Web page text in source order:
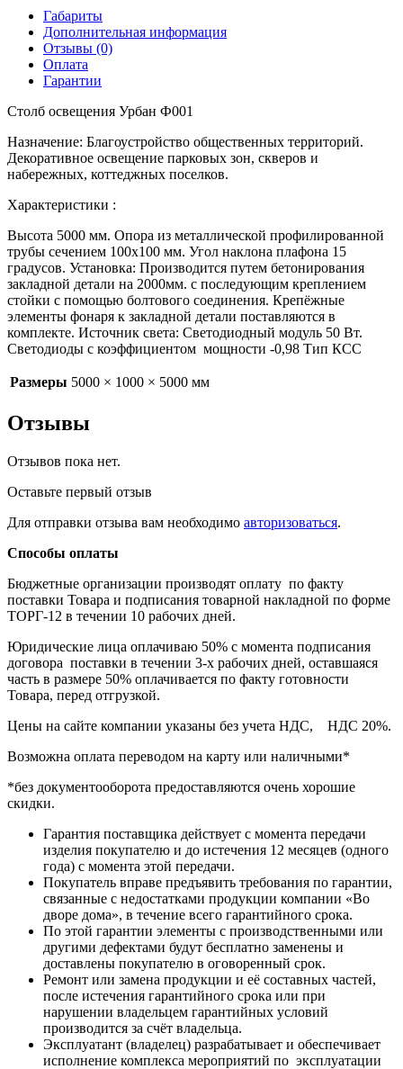
Габариты
Дополнительная информация
Отзывы (0)
Оплата
Гарантии
Столб освещения Урбан Ф001
Назначение: Благоустройство общественных территорий.
Декоративное освещение парковых зон, скверов и
набережных, коттеджных поселков.
Характеристики :
Высота 5000 мм. Опора из металлической профилированной
трубы сечением 100х100 мм. Угол наклона плафона 15
градусов. Установка: Производится путем бетонирования
закладной детали на 2000мм. с последующим креплением
стойки с помощью болтового соединения. Крепёжные
элементы фонаря к закладной детали поставляются в
комплекте. Источник света: Светодиодный модуль 50 Вт.
Светодиоды с коэффициентом мощности -0,98 Тип КСС
Размеры 5000 × 1000 × 5000 мм
Отзывы
Отзывов пока нет.
Оставьте первый отзыв
Для отправки отзыва вам необходимо авторизоваться.
Способы оплаты
Бюджетные организации производят оплату по факту
поставки Товара и подписания товарной накладной по форме
ТОРГ-12 в течении 10 рабочих дней.
Юридические лица оплачиваю 50% с момента подписания
договора поставки в течении 3-х рабочих дней, оставшаяся
часть в размере 50% оплачивается по факту готовности
Товара, перед отгрузкой.
Цены на сайте компании указаны без учета НДС, НДС 20%.
Возможна оплата переводом на карту или наличными*
*без документооборота предоставляются очень хорошие
скидки.
Гарантия поставщика действует с момента передачи
изделия покупателю и до истечения 12 месяцев (одного
года) с момента этой передачи.
Покупатель вправе предъявить требования по гарантии,
связанные с недостатками продукции компании «Во
дворе дома», в течение всего гарантийного срока.
По этой гарантии элементы с производственными или
другими дефектами будут бесплатно заменены и
доставлены покупателю в оговоренный срок.
Ремонт или замена продукции и её составных частей,
после истечения гарантийного срока или при
нарушении владельцем гарантийных условий
производится за счёт владельца.
Эксплуатант (владелец) разрабатывает и обеспечивает
исполнение комплекса мероприятий по эксплуатации